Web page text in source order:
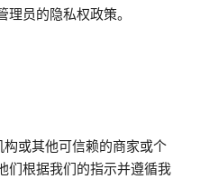
员的隐私权政策。
或其他可信赖的商家或个
们根据我们的指示并遵循我